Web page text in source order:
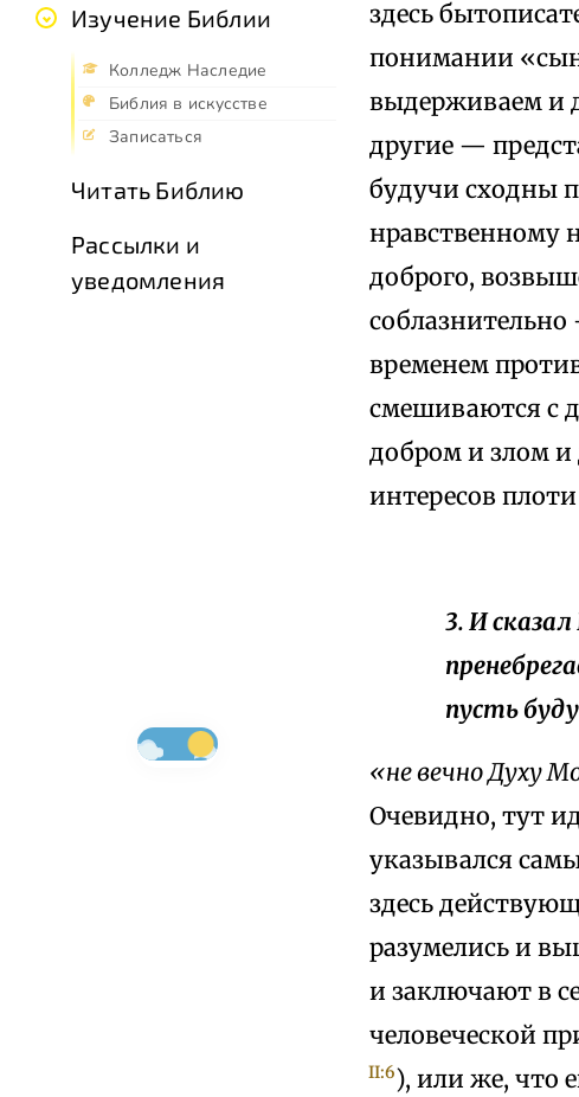
Изучение Библии
Колледж Наследие
Библия в искусстве
Записаться
Читать Библию
Рассылки и
уведомления
здесь
понимании
выдерживаем и
другие —
будучи сходны
нравственному
доброго,
временем
смешиваются с
добром и злом и
интересов
3. И
пусть
«не вечно Духу
Очевидно, тут
указывался
здесь
разумелись и
и заключают в
человеческой
II:6), или же, что